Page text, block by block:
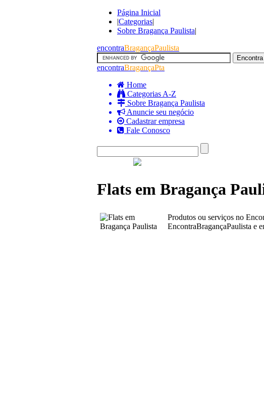
Página Inicial
|Categorias|
Sobre Bragança Paulista|
encontraBragançaPaulista
encontraBragançaPta
Home
Categorias A-Z
Sobre Bragança Paulista
Anuncie seu negócio
Cadastrar empresa
Fale Conosco
Flats em Bragança
Produtos ou serviços no
EncontraBragançaPaulista e